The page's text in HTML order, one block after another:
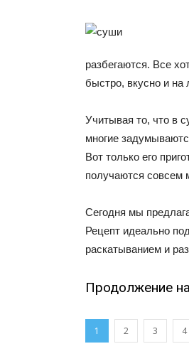
разбегаются. Все
быстро, вкусно и
Учитывая то, что в
многие
Вот только его
получаются совсем
Сегодня мы
Рецепт идеально
раскатыванием и
Продолжение
1 2 3 4